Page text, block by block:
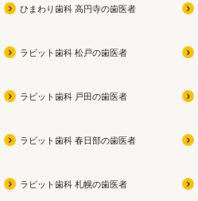
ひまわり歯科 高円寺の歯医者
ラビット歯科 松戸の歯医者
ラビット歯科 戸田の歯医者
ラビット歯科 春日部の歯医者
ラビット歯科 札幌の歯医者